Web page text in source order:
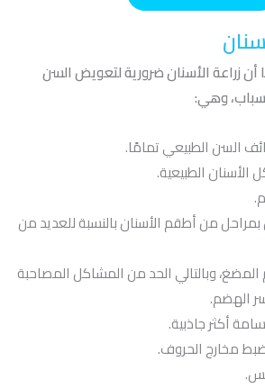
أن زراعة الأسنان ضرورية لتعويض السن
وهي:
السن الطبيعي تمامًا.
الطبيعية.
بمراحل من أطقم الأسنان بالنسبة للعديد من
وبالتالي الحد من المشاكل المصاحبة
الهضم.
أكثر جاذبية.
مخارج الحروف.